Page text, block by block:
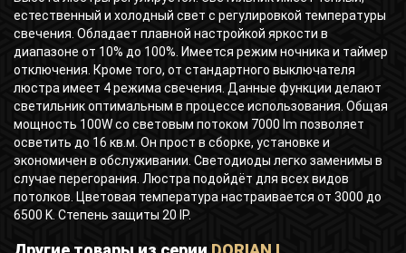
естественный и холодный свет с регулировкой температуры
свечения. Обладает плавной настройкой яркости в
диапазоне от 10% до 100%. Имеется режим ночника и таймер
отключения. Кроме того, от стандартного выключателя
люстра имеет 4 режима свечения. Данные функции делают
светильник оптимальным в процессе использования. Общая
мощность 100W со световым потоком 7000 lm позволяет
осветить до 16 кв.м. Он прост в сборке, установке и
экономичен в обслуживании. Светодиоды легко заменимы в
случае перегорания. Люстра подойдёт для всех видов
потолков. Цветовая температура настраивается от 3000 до
6500 K. Степень защиты 20 IP.